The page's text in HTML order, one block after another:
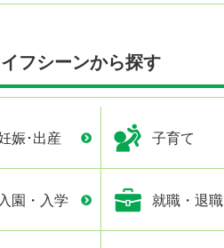
フシーンから探す
娠･出産 子育て
入園・入学 就職・退職